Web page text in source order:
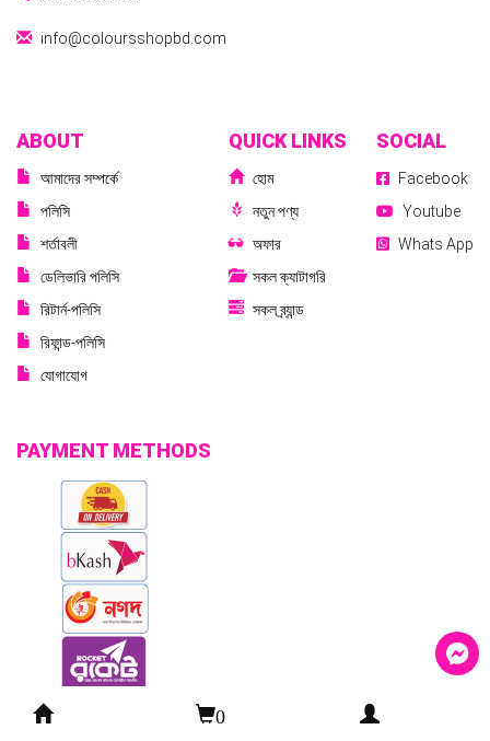
info@coloursshopbd.com
ABOUT
আমাদের সম্পর্কে
পলিসি
শর্তাবলী
ডেলিভারি পলিসি
রিটার্ন-পলিসি
রিফান্ড-পলিসি
যোগাযোগ
QUICK LINKS
হোম
নতুন পণ্য
অফার
সকল ক্যাটাগরি
সকল ব্র্যান্ড
SOCIAL
Facebook
Youtube
Whats App
PAYMENT METHODS
0